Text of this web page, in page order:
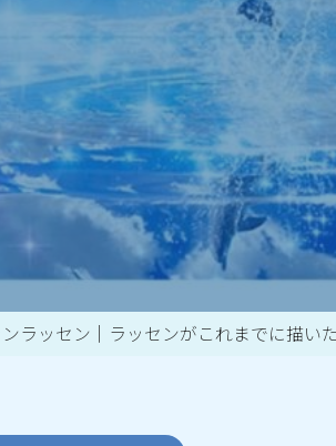
ブログ
掛軸買取
陶磁器・陶
美術品・古
店舗での買
行 催事買取
名古屋店
求人情報
ラッセン｜ラッセンがこれまでに描い